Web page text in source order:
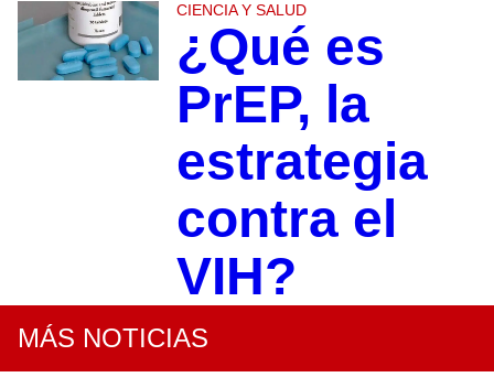
CIENCIA Y SALUD
¿Qué es
PrEP, la
estrategia
contra el
VIH?
MÁS NOTICIAS